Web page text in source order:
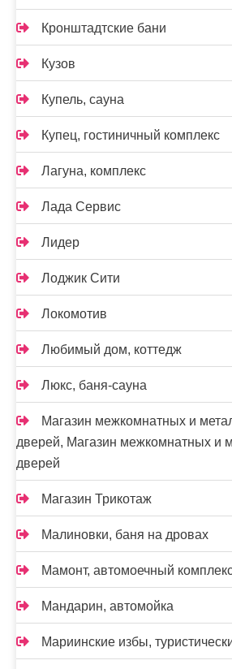
Кронштадтские бани
Кузов
Купель, сауна
Купец, гостиничный комплекс
Лагуна, комплекс
Лада Сервис
Лидер
Лоджик Сити
Локомотив
Любимый дом, коттедж
Люкс, баня-сауна
Магазин межкомнатных и
дверей, Магазин межкомнатных и
дверей
Магазин Трикотаж
Малиновки, баня на дровах
Мамонт, автомоечный
Мандарин, автомойка
Мариинские избы,